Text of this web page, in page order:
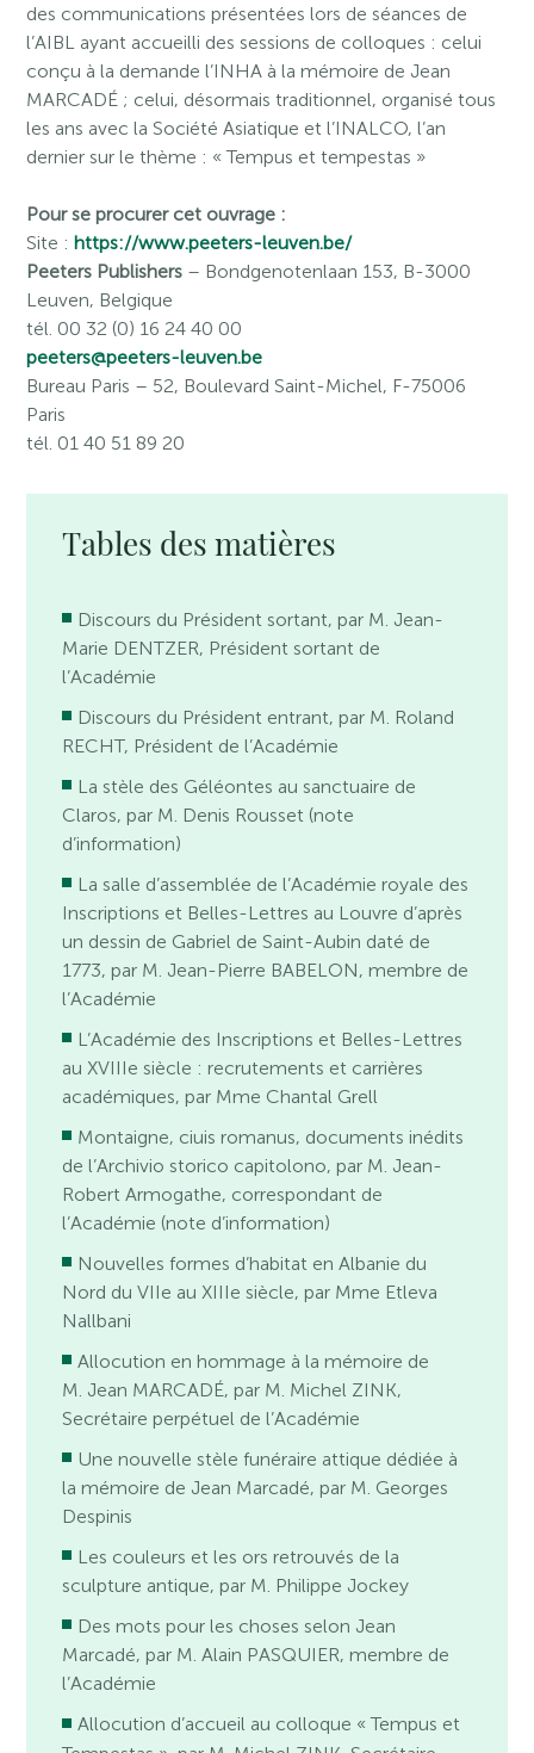
des communications présentées lors de séances de
l’AIBL ayant accueilli des sessions de colloques : celui
conçu à la demande l’INHA à la mémoire de Jean
MARCADÉ ; celui, désormais traditionnel, organisé tous
les ans avec la Société Asiatique et l’INALCO, l’an
dernier sur le thème : « Tempus et tempestas »
Pour se procurer cet ouvrage :
Site :https://www.peeters-leuven.be/
Peeters Publishers – Bondgenotenlaan 153, B-3000
Leuven, Belgique
tél. 00 32 (0) 16 24 40 00
peeters@peeters-leuven.be
Bureau Paris – 52, Boulevard Saint-Michel, F-75006
Paris
tél. 01 40 51 89 20
Tables des matières
Discours du Président sortant, par M. Jean-
Marie DENTZER, Président sortant de
l’Académie
Discours du Président entrant, par M. Roland
RECHT, Président de l’Académie
La stèle des Géléontes au sanctuaire de
Claros, par M. Denis Rousset (note
d’information)
La salle d’assemblée de l’Académie royale des
Inscriptions et Belles-Lettres au Louvre d’après
un dessin de Gabriel de Saint-Aubin daté de
1773, par M. Jean-Pierre BABELON, membre de
l’Académie
L’Académie des Inscriptions et Belles-Lettres
au XVIIIe siècle : recrutements et carrières
académiques, par Mme Chantal Grell
Montaigne, ciuis romanus, documents inédits
de l’Archivio storico capitolono, par M. Jean-
Robert Armogathe, correspondant de
l’Académie (note d’information)
Nouvelles formes d’habitat en Albanie du
Nord du VIIe au XIIIe siècle, par Mme Etleva
Nallbani
Allocution en hommage à la mémoire de
M. Jean MARCADÉ, par M. Michel ZINK,
Secrétaire perpétuel de l’Académie
Une nouvelle stèle funéraire attique dédiée à
la mémoire de Jean Marcadé, par M. Georges
Despinis
Les couleurs et les ors retrouvés de la
sculpture antique, par M. Philippe Jockey
Des mots pour les choses selon Jean
Marcadé, par M. Alain PASQUIER, membre de
l’Académie
Allocution d’accueil au colloque « Tempus et